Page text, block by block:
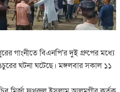
গাংনীতে বিএনপি'র দুই গ্রুপের মধ্যে
ঘটনা ঘটেছে। মঙ্গলবার সকাল ১১